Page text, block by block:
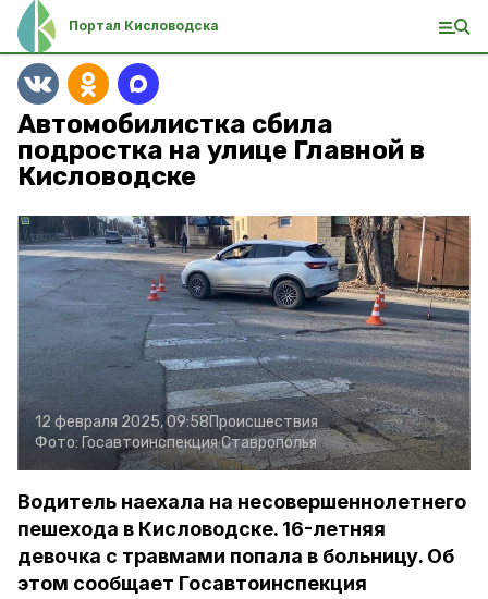
Портал Кисловодска
Автомобилистка сбила
подростка на улице Главной в
Кисловодске
12 февраля 2025, 09:58Происшествия
Фото: Госавтоинспекция Ставрополья
Водитель наехала на несовершеннолетнего
пешехода в Кисловодске. 16-летняя
девочка с травмами попала в больницу. Об
этом сообщает Госавтоинспекция